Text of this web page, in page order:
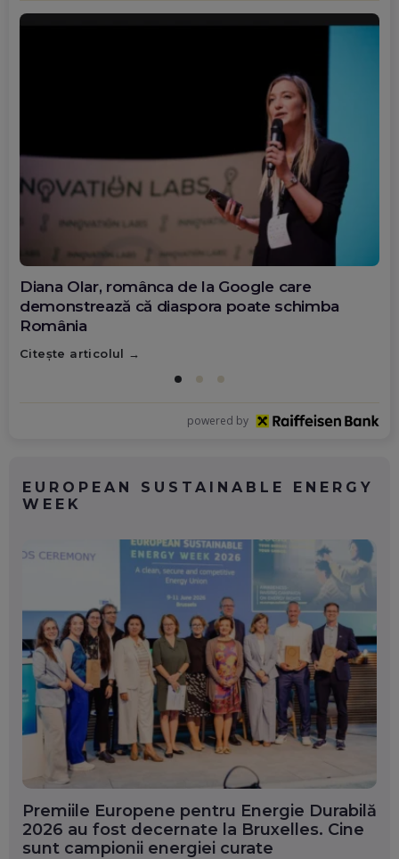
Diana Olar, românca de la Google care
demonstrează că diaspora poate schimba
România
Citește articolul
powered by
EUROPEAN SUSTAINABLE ENERGY
WEEK
Premiile Europene pentru Energie Durabilă
2026 au fost decernate la Bruxelles. Cine
sunt campionii energiei curate